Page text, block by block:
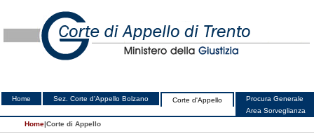
Home Sez. Corte d'Appello Bolzano Corte d'Appello
Procura Generale
Area Sorveglianza
Home|Corte di Appello